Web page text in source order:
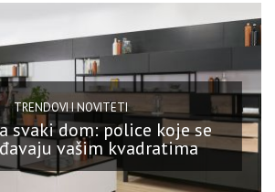
TRENDOVI I NOVITETI
svaki dom: police koje se
vašim kvadratima